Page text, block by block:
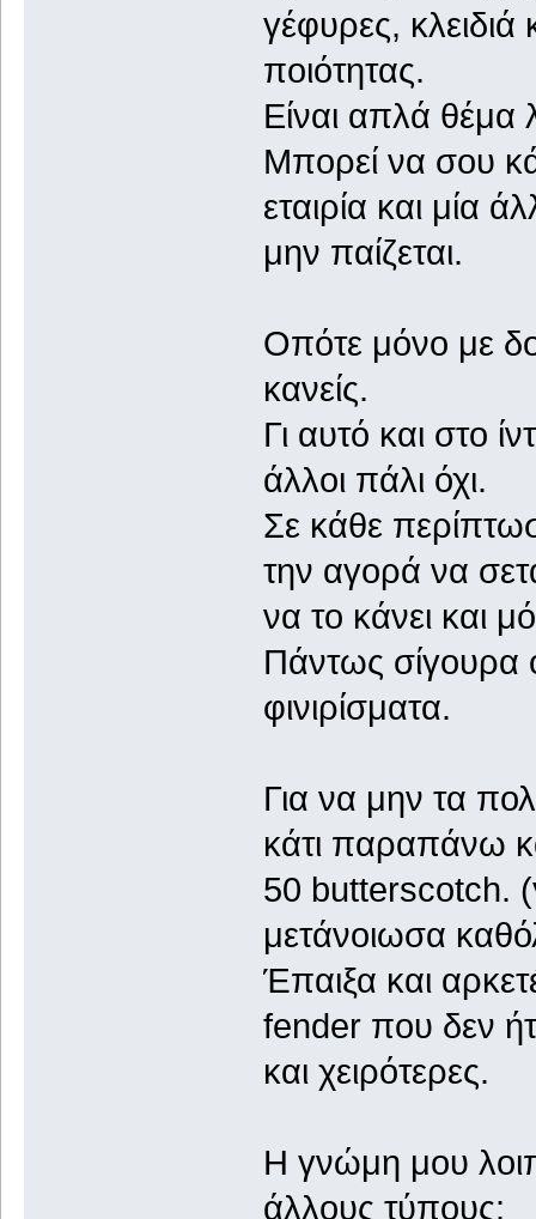
γέφυρες,
ποιότητας.
Είναι απλά θέμα
Μπορεί να σου
εταιρία και μία
μην παίζεται.
Οπότε μόνο με
κανείς.
Γι αυτό και στο
άλλοι πάλι όχι.
Σε κάθε
την αγορά να
να το κάνει και
Πάντως σίγουρα
φινιρίσματα.
Για να μην τα
κάτι παραπάνω
50 butterscotch.
μετάνοιωσα
Έπαιξα και
fender που δεν
και χειρότερες.
Η γνώμη μου
άλλους τύπους: